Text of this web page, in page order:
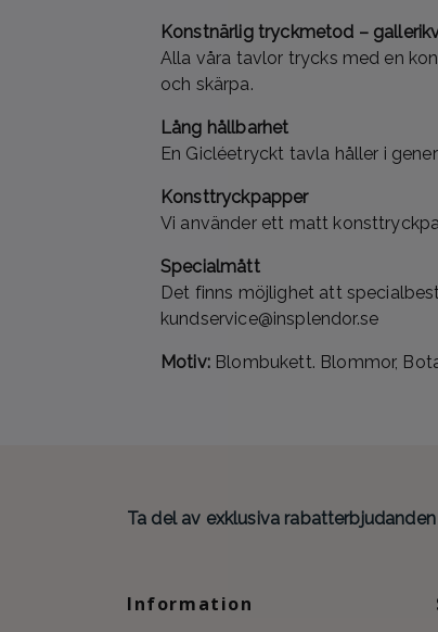
Konstnärlig tryckmetod –
Alla våra tavlor trycks med en
och skärpa.
Lång hållbarhet
En Gicléetryckt tavla håller i
Konsttryckpapper
Vi använder ett matt
Specialmått
Det finns möjlighet att
kundservice@insplendor.se
Motiv:Blombukett. Blommor,
Ta del av exklusiva
Information